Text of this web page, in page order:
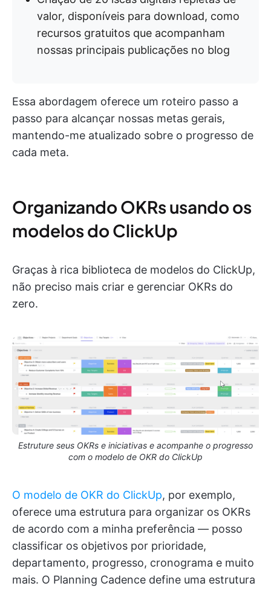
valor, disponíveis para download, como
recursos gratuitos que acompanham
nossas principais publicações no blog
Essa abordagem oferece um roteiro passo a
passo para alcançar nossas metas gerais,
mantendo-me atualizado sobre o progresso de
cada meta.
Organizando OKRs usando os
modelos do ClickUp
Graças à rica biblioteca de modelos do ClickUp,
não preciso mais criar e gerenciar OKRs do
zero.
Estruture seus OKRs e iniciativas e acompanhe o progresso
com o modelo de OKR do ClickUp
O modelo de OKR do ClickUp, por exemplo,
oferece uma estrutura para organizar os OKRs
de acordo com a minha preferência — posso
classificar os objetivos por prioridade,
departamento, progresso, cronograma e muito
mais. O Planning Cadence define uma estrutura